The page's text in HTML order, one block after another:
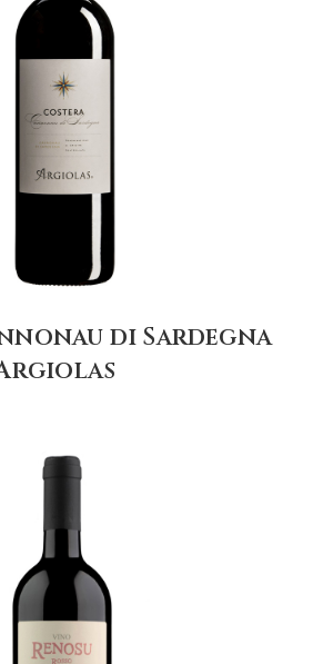
di Sardegna
Argiolas